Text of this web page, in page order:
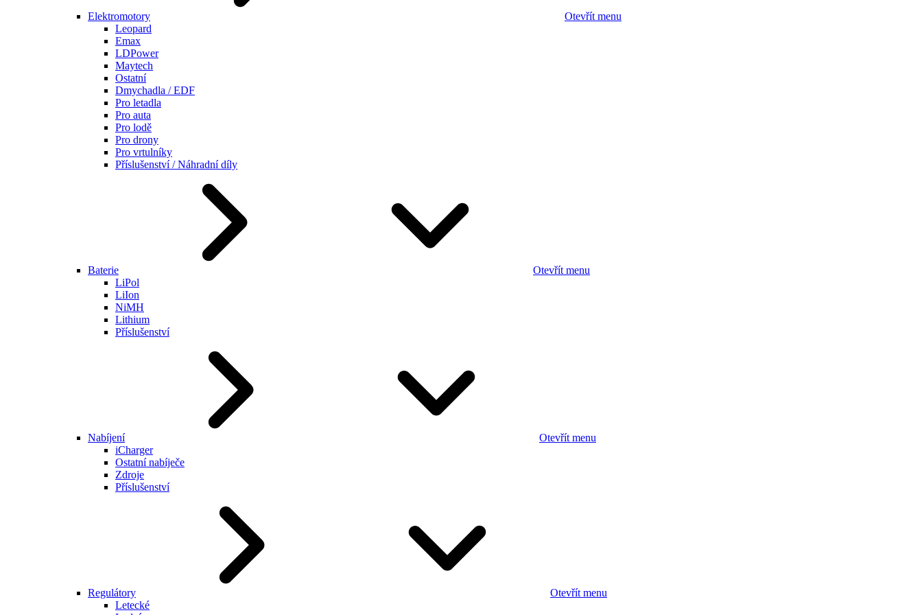
Elektromotory
Otevřít menu
Leopard
Emax
LDPower
Maytech
Ostatní
Dmychadla / EDF
Pro letadla
Pro auta
Pro lodě
Pro drony
Pro vrtulníky
Příslušenství / Náhradní díly
Baterie
Otevřít menu
LiPol
LiIon
NiMH
Lithium
Příslušenství
Nabíjení
Otevřít menu
iCharger
Ostatní nabíječe
Zdroje
Příslušenství
Regulátory
Otevřít menu
Letecké